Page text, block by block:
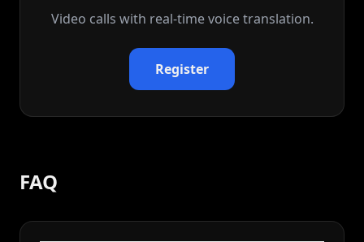
Video calls with real‑time voice translation.
Register
FAQ